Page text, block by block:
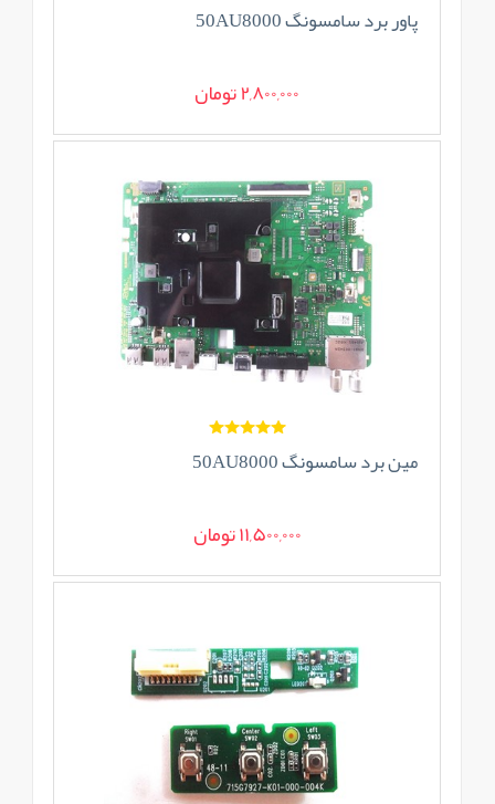
پاور برد سامسونگ 50AU8000
2,800,000 تومان
مین برد سامسونگ 50AU8000
11,500,000 تومان